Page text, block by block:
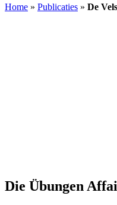
Home » Publicaties » De
Die Übungen